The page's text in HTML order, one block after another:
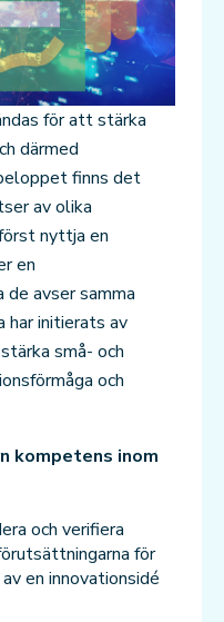
för att stärka
därmed
finns det
av olika
nyttja en
en
de avser samma
har initierats av
små- och
och
kompetens inom
och verifiera
för
en innovationsidé